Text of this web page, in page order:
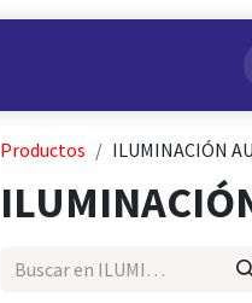
Productos ILUMINACIÓN